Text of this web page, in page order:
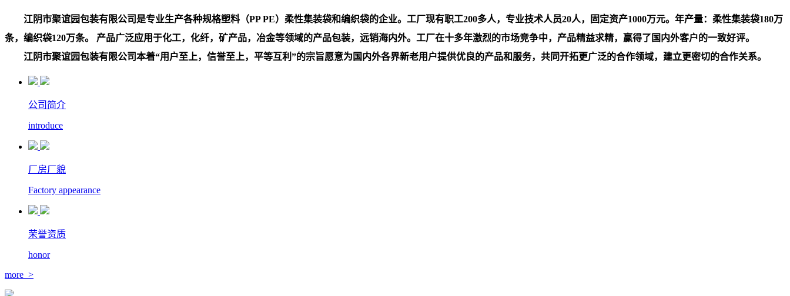
江阴市聚谊园包装有限公司是专业生产各种规格塑料（PP PE）柔性集装袋和编织袋的企业。工厂现有职工200多人，专业技术人员20人，固定资产1000万元。年产量：柔性集装袋180万
条，编织袋120万条。 产品广泛应用于化工，化纤，矿产品，冶金等领域的产品包装，远销海内外。工厂在十多年激烈的市场竞争中，产品精益求精，赢得了国内外客户的一致好评。
江阴市聚谊园包装有限公司本着“用户至上，信誉至上，平等互利”的宗旨愿意为国内外各界新老用户提供优良的产品和服务，共同开拓更广泛的合作领域，建立更密切的合作关系。
公司简介
introduce
厂房厂貌
Factory appearance
荣誉资质
honor
more >